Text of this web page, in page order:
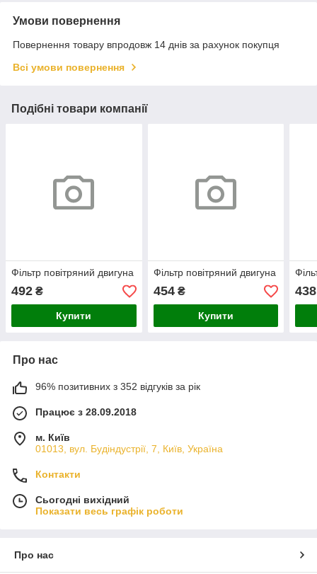
Умови повернення
Повернення товару впродовж 14 днів за рахунок покупця
Всі умови повернення
Подібні товари компанії
Фільтр повітряний двигуна
492 ₴
Купити
Фільтр повітряний двигуна
454₴
Купити
438
Про нас
96% позитивних з 352 відгуків за рік
Працює з 28.09.2018
м. Київ
01013, вул. Будіндустрії, 7, Київ, Україна
Контакти
Сьогодні вихідний
Показати весь графік роботи
Про нас